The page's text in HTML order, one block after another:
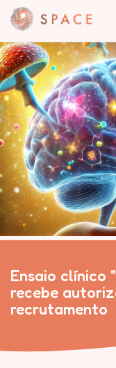
Ensaio clínico
recebe
recrutamento